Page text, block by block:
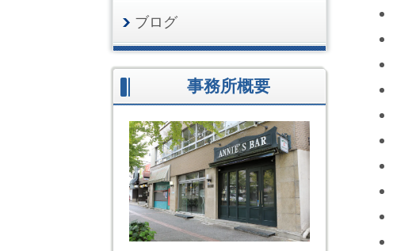
ブログ
事務所概要